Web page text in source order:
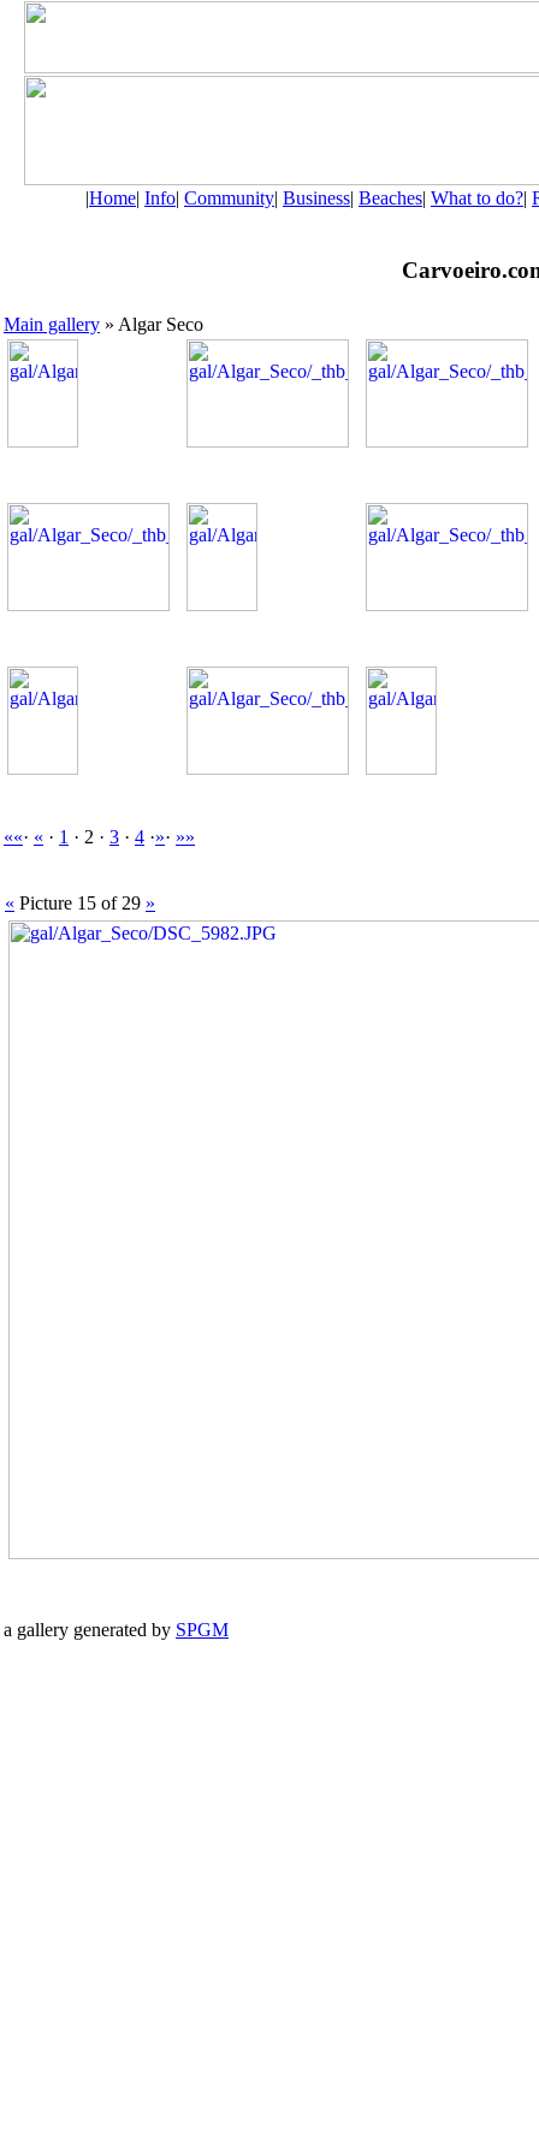
|Home| Info| Community| Business| Beaches| What to do?|
Main gallery » Algar Seco
««· « · 1 · 2 · 3 · 4 ·»· »»
« Picture 15 of 29 »
a gallery generated by SPGM